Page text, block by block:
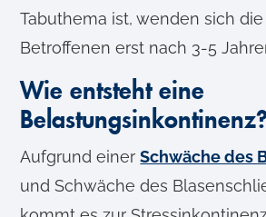
Tabuthema ist, wenden sich
Betroffenen erst nach 3-5
Wie entsteht eine
Aufgrund einerSchwäche des
und Schwäche des